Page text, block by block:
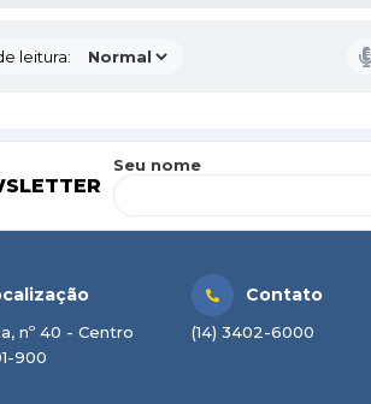
leitura:
Seu nome
nº 40 - Centro
900
Contato
(14) 3402-6000